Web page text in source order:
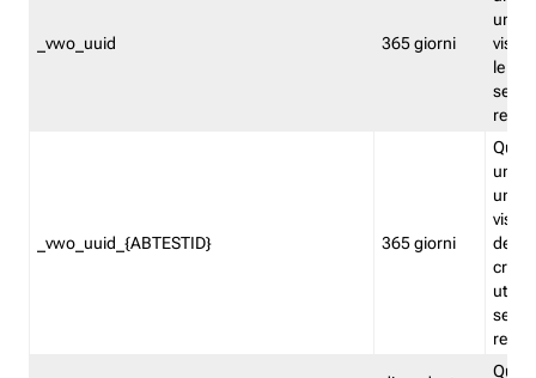
_vwo_uuid 365 giorni
le
_vwo_uuid_{ABTESTID} 365 giorni
un
del